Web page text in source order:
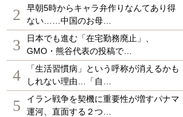
2
早朝5時からキャラ弁作りなんてあり得
ない……中国のお母…
3
日本でも進む「在宅勤務廃止」、
GMO・熊谷代表の投稿で…
4
「生活習慣病」という呼称が消えるかも
しれない理由…「自…
5
イラン戦争を契機に重要性が増すパナマ
運河、直面する２つ…